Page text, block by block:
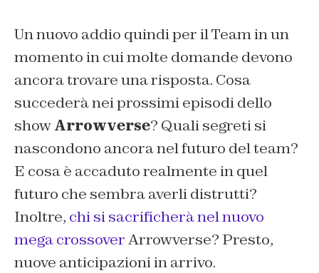
Un nuovo addio quindi per il Team in un
momento in cui molte domande devono
ancora trovare una risposta. Cosa
succederà nei prossimi episodi dello
showArrowverse? Quali segreti si
nascondono ancora nel futuro del team?
E cosa è accaduto realmente in quel
futuro che sembra averli distrutti?
Inoltre, chi si sacrificherà nel nuovo
mega crossoverArrowverse? Presto,
nuove anticipazioni in arrivo.